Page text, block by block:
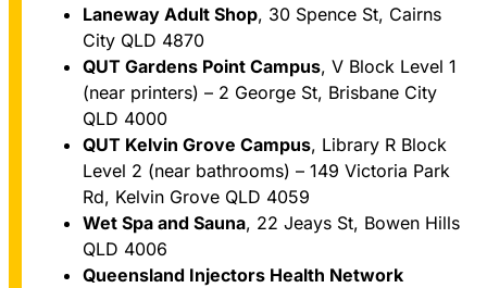
Queensland
Laneway Adult Shop, 30 Spence St, Cairns
City QLD 4870
QUT Gardens Point Campus, V Block Level 1
(near printers) – 2 George St, Brisbane City
QLD 4000
QUT Kelvin Grove Campus, Library R Block
Level 2 (near bathrooms) – 149 Victoria Park
Rd, Kelvin Grove QLD 4059
Wet Spa and Sauna, 22 Jeays St, Bowen Hills
QLD 4006
Queensland Injectors Health Network